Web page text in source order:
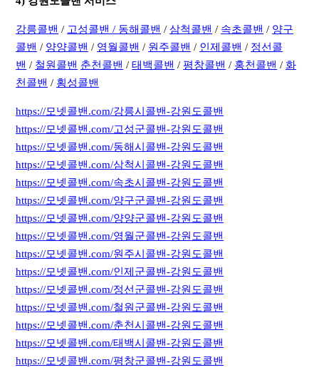
강릉콜밴 / 고성콜밴 / 동해콜밴 /삼척콜밴 / 속초콜밴 / 양구
콜밴 / 양양콜밴 / 영월콜밴 / 원주콜밴 / 인제콜밴 / 정선콜
밴 / 철원콜밴 춘천콜밴 /태백콜밴 / 평창콜밴 / 홍천콜밴 /화
천콜밴 / 횡성콜밴
https://모넷콜밴.com/강릉시콜밴-강원도콜밴
https://모넷콜밴.com/고성군콜밴-강원도콜밴
https://모넷콜밴.com/동해시콜밴-강원도콜밴
https://모넷콜밴.com/삼척시콜밴-강원도콜밴
https://모넷콜밴.com/속초시콜밴-강원도콜밴
https://모넷콜밴.com/양구군콜밴-강원도콜밴
https://모넷콜밴.com/양양군콜밴-강원도콜밴
https://모넷콜밴.com/영월군콜밴-강원도콜밴
https://모넷콜밴.com/원주시콜밴-강원도콜밴
https://모넷콜밴.com/인제군콜밴-강원도콜밴
https://모넷콜밴.com/정선군콜밴-강원도콜밴
https://모넷콜밴.com/철원군콜밴-강원도콜밴
https://모넷콜밴.com/춘천시콜밴-강원도콜밴
https://모넷콜밴.com/태백시콜밴-강원도콜밴
https://모넷콜밴.com/평창군콜밴-강원도콜밴